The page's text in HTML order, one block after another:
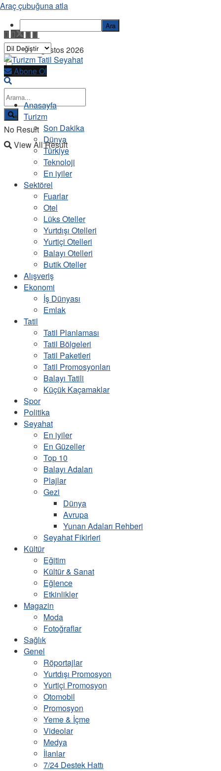
Cuma, 7 Ağustos 2026
No Result
View All Result
Abone Ol
Anasayfa
Turizm
Son Dakika
Dünya
Türkiye
Teknoloji
En iyiler
Sektörel
Fuarlar
Otel
Lüks Oteller
Yurtdışı Otelleri
Yurtiçi Otelleri
Balayı Otelleri
Butik Oteller
Alışveriş
Ekonomi
İş Dünyası
Emlak
Tatil
Tatil Planlaması
Tatil Bölgeleri
Tatil Paketleri
Tatil Promosyonları
Balayı Tatili
Küçük Kaçamaklar
Spor
Politika
Seyahat
En iyiler
En Güzeller
Top 10
Balayı Adaları
Plajlar
Gezi
Dünya
Avrupa
Yunan Adaları Rehberi
Seyahat Fikirleri
Kültür
Eğitim
Kültür & Sanat
Eğlence
Etkinlikler
Magazin
Moda
Fotoğraflar
Sağlık
Genel
Röportajlar
Yurtdışı Promosyon
Yurtiçi Promosyon
Otomobil
Promosyon
Yeme & İçme
Videolar
Medya
İlanlar
7/24 Destek Hattı
Araç çubuğuna atla
Ara